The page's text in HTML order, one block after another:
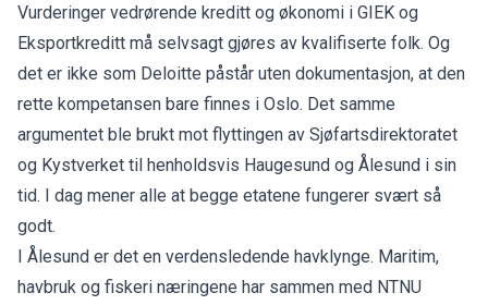
Vurderinger vedrørende kreditt og økonomi i GIEK og
Eksportkreditt må selvsagt gjøres av kvalifiserte folk. Og
det er ikke som Deloitte påstår uten dokumentasjon, at den
rette kompetansen bare finnes i Oslo. Det samme
argumentet ble brukt mot flyttingen av Sjøfartsdirektoratet
og Kystverket til henholdsvis Haugesund og Ålesund i sin
tid. I dag mener alle at begge etatene fungerer svært så
godt.
I Ålesund er det en verdensledende havklynge. Maritim,
havbruk og fiskeri næringene har sammen med NTNU